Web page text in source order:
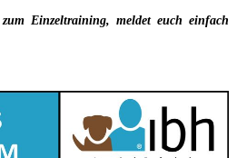
Einzeltraining, meldet euch einfach